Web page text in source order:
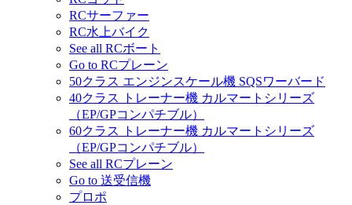
RCサーファー
RC水上バイク
See all RCボート
Go to RCプレーン
50クラス エンジンスケール機 SQSワーバード
40クラス トレーナー機 カルマートシリーズ
（EP/GPコンパチブル）
60クラス トレーナー機 カルマートシリーズ
（EP/GPコンパチブル）
See all RCプレーン
Go to 送受信機
プロポ